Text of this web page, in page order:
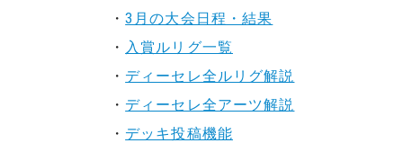
・3月の大会日程・結果
・ 入賞ルリグ一覧
・ ディーセレ全ルリグ解説
・ ディーセレ全アーツ解説
・ デッキ投稿機能